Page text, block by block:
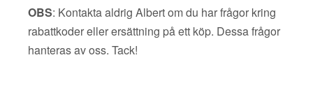
OBS: Kontakta aldrig Albert om du har frågor kring
rabattkoder eller ersättning på ett köp. Dessa frågor
hanteras av oss. Tack!